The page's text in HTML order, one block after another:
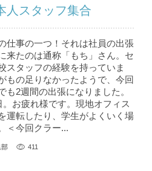
人スタッフ集合
仕事の一つ！それは社員の出張
来たのは通称「もち」さん。セ
スタッフの経験を持っていま
もの足りなかったようで、今回
も2週間の出張になりました。
お疲れ様です。現地オフィス
運転したり、学生がよくいく場
＜今回クラー...
部 411